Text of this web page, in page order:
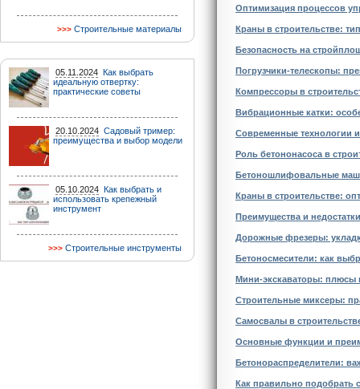
Строительные материалы
05.11.2024 Как выбрать
идеальную отвертку:
практические советы
20.10.2024 Садовый тример:
преимущества и выбор модели
05.10.2024 Как выбрать и
использовать крепежный
инструмент
Строительные инструменты
Оптимизация процессов
Краны в строительстве:
Безопасность на
Погрузчики-телескопы:
Компрессоры в
Вибрационные катки:
Современные технологии
Роль бетононасоса в
Бетоношлифовальные
Краны в строительстве:
Преимущества и
Дорожные фрезеры:
Бетоносмесители: как
Мини-экскаваторы: плюсы
Строительные миксеры:
Самосвалы в
Основные функции и
Бетонораспределители:
Как правильно подобрать